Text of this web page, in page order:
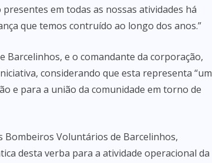
em todas as nossas atividades há
que temos contruído ao longo dos anos.”
Barcelinhos, e o comandante da corporação,
considerando que esta representa “um
e para a união da comunidade em torno de
Bombeiros Voluntários de Barcelinhos,
desta verba para a atividade operacional da